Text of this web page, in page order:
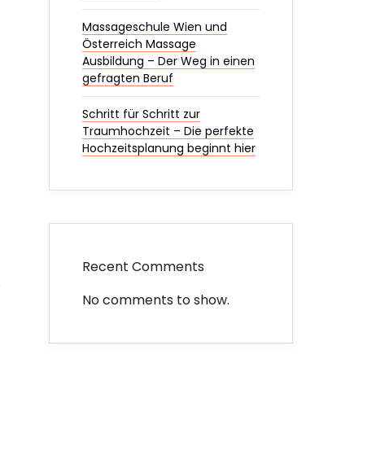
Massageschule Wien und
Österreich Massage
Ausbildung – Der Weg in einen
gefragten Beruf
Schritt für Schritt zur
Traumhochzeit – Die perfekte
Hochzeitsplanung beginnt hier
Recent Comments
No comments to show.